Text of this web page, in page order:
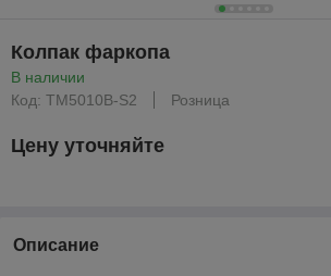
Колпак фаркопа
В наличии
Код: TM5010B-S2
Розница
Цену уточняйте
Описание